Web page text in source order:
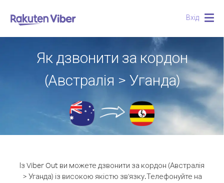
Вхід
Як дзвонити за кордон
(Австралія > Уганда)
Із Viber Out ви можете дзвонити за кордон (Австралія
> Уганда) із високою якістю зв'язку.Телефонуйте на